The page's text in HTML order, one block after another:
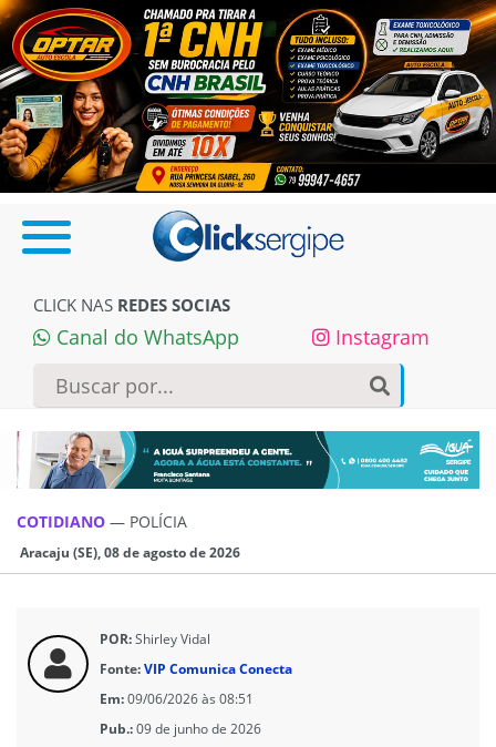
CLICK NAS REDES SOCIAS
Canal do WhatsApp Instagram
COTIDIANO — POLÍCIA
Aracaju (SE), 08 de agosto de 2026
POR:Shirley Vidal
Fonte:VIP Comunica Conecta
Em:09/06/2026 às 08:51
Pub.:09 de junho de 2026